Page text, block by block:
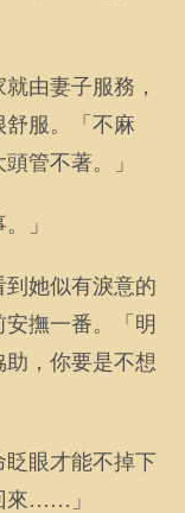
由妻子服務，
服。「不麻
管不著。」
」
到她似有淚意的
撫一番。「明
，你要是不想
眨眼才能不掉下
來……」